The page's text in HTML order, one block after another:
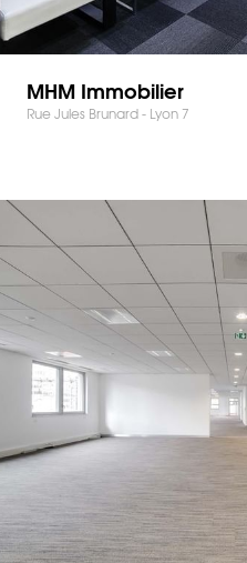
MHM Immobilier
Rue Jules Brunard - Lyon 7